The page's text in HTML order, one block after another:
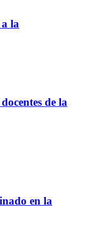
la
de la
en la